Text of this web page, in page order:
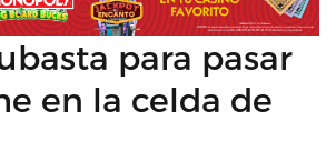
para pasar
en la celda de